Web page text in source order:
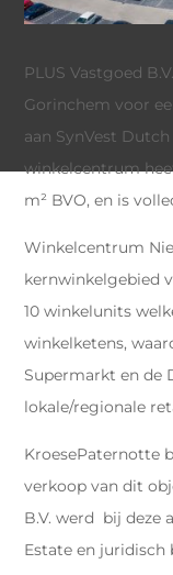
PLUS Vastgoed
Gorinchem voor
aan SynVest
winkelcentrum
m² BVO, en is
Winkelcentrum
kernwinkelgebied
10 winkelunits
winkelketens,
Supermarkt en de
lokale/regionale
KroesePaternotte
verkoop van dit
B.V. werd bij deze
Estate en juridisch